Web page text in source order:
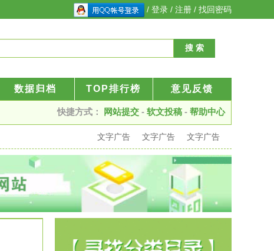
/ 登录 / 注册 / 找回密码
数据归档 TOP排行榜 意见反馈
快捷方式： 网站提交 - 软文投稿 - 帮助中心
文字广告 文字广告 文字广告